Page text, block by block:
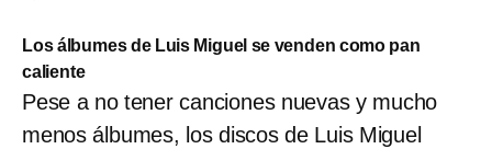
Los álbumes de Luis Miguel se venden como pan
caliente
Pese a no tener canciones nuevas y mucho
menos álbumes, los discos de Luis Miguel